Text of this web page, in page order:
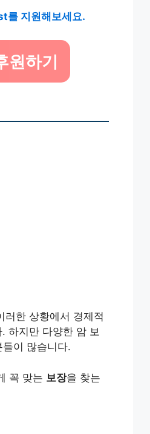
를 지원해보세요.
원하기
러한 상황에서 경제적
하지만 다양한 암 보
이 많습니다.
꼭 맞는 보장을 찾는